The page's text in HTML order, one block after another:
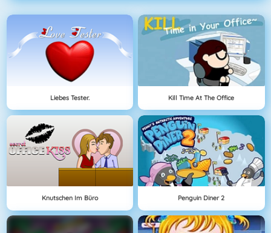
Liebes Tester. Kill Time At The Office
Knutschen Im Büro Penguin Diner 2